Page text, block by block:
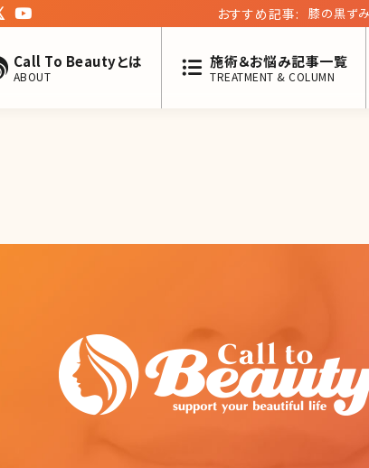
おすすめ記事: 膝の黒ず
Call To Beautyとは
ABOUT
施術＆お悩み記事一覧
TREATMENT & COLUMN